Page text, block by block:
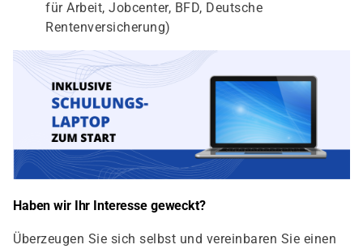
für Arbeit, Jobcenter, BFD, Deutsche
Rentenversicherung)
Haben wir Ihr Interesse geweckt?
Überzeugen Sie sich selbst und vereinbaren Sie einen